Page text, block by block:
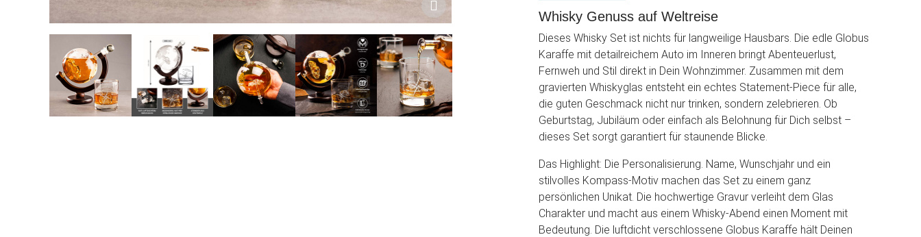
Whisky Genuss auf Weltreise
Dieses Whisky Set ist nichts für langweilige Hausbars. Die edle Globus
Karaffe mit detailreichem Auto im Inneren bringt Abenteuerlust,
Fernweh und Stil direkt in Dein Wohnzimmer. Zusammen mit dem
gravierten Whiskyglas entsteht ein echtes Statement-Piece für alle,
die guten Geschmack nicht nur trinken, sondern zelebrieren. Ob
Geburtstag, Jubiläum oder einfach als Belohnung für Dich selbst –
dieses Set sorgt garantiert für staunende Blicke.
Das Highlight: Die Personalisierung. Name, Wunschjahr und ein
stilvolles Kompass-Motiv machen das Set zu einem ganz
persönlichen Unikat. Die hochwertige Gravur verleiht dem Glas
Charakter und macht aus einem Whisky-Abend einen Moment mit
Bedeutung. Die luftdicht verschlossene Globus Karaffe hält Deinen